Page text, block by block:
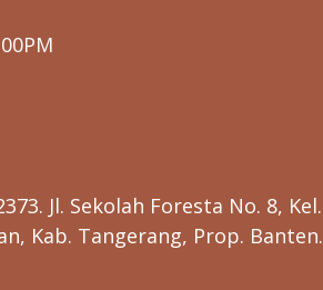
Jl. Sekolah Foresta No. 8, Kel.
Kab. Tangerang, Prop. Banten.